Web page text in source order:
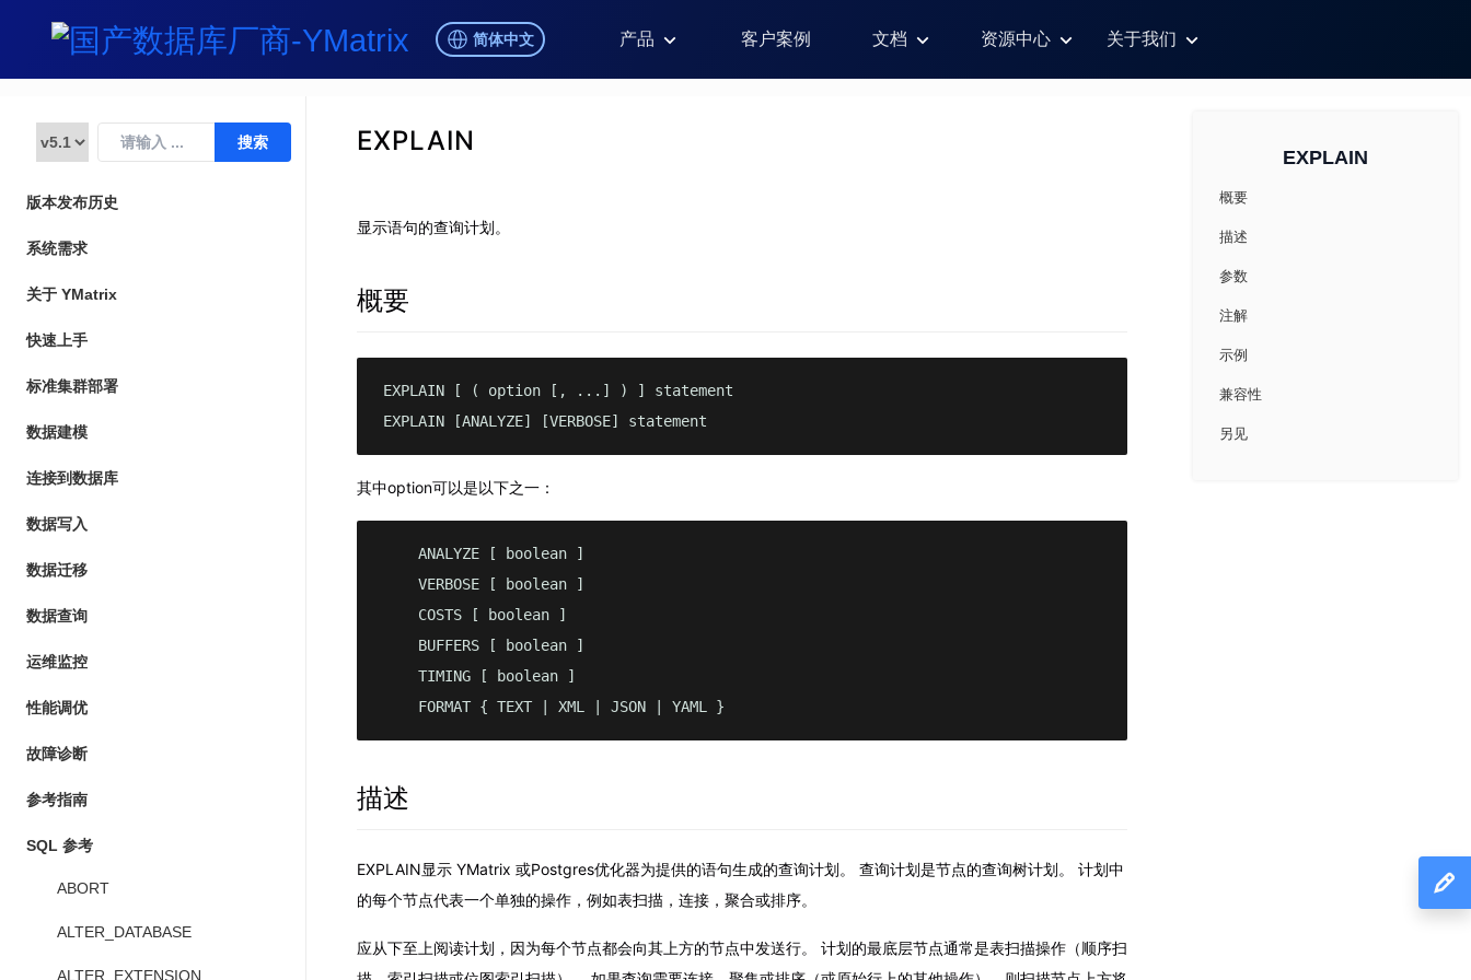
简体中文 产品 客户案例 文档 资源中心 关于我们
版本发布历史
系统需求
关于 YMatrix
快速上手
标准集群部署
数据建模
连接到数据库
数据写入
数据迁移
数据查询
运维监控
性能调优
故障诊断
参考指南
SQL 参考
ABORT
ALTER_DATABASE
ALTER_EXTENSION
EXPLAIN
显示语句的查询计划。
概要
EXPLAIN [ ( option [, ...] ) ] statement
EXPLAIN [ANALYZE] [VERBOSE] statement
其中option可以是以下之一：
    ANALYZE [ boolean ]
    VERBOSE [ boolean ]
    COSTS [ boolean ]
    BUFFERS [ boolean ]
    TIMING [ boolean ]
    FORMAT { TEXT | XML | JSON | YAML }
描述
EXPLAIN显示 YMatrix 或Postgres优化器为提供的语句生成的查询计划。 查询计划是节点的查询树计划。 计划中
的每个节点代表一个单独的操作，例如表扫描，连接，聚合或排序。
应从下至上阅读计划，因为每个节点都会向其上方的节点中发送行。 计划的最底层节点通常是表扫描操作（顺序扫
EXPLAIN
概要
描述
参数
注解
示例
兼容性
另见